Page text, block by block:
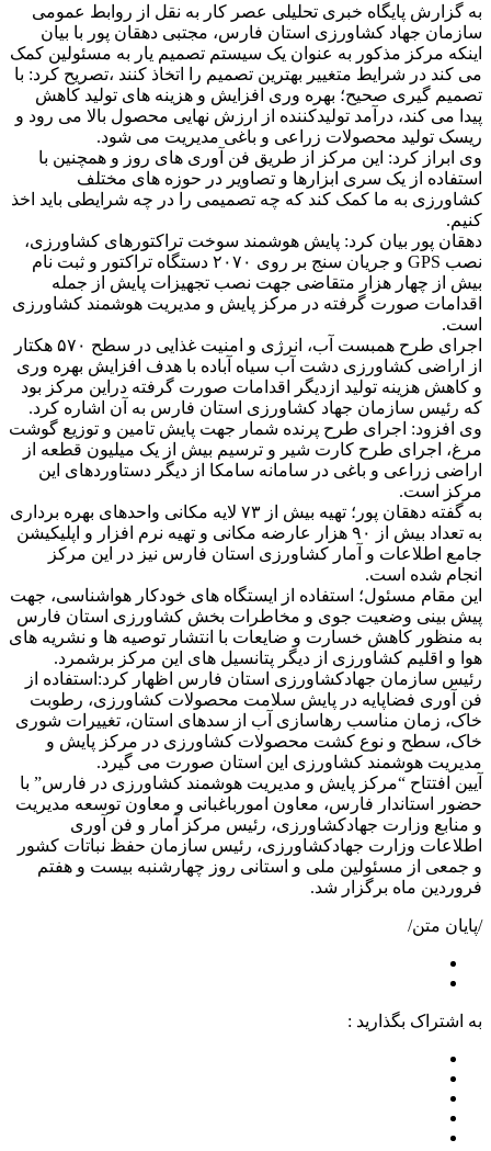
به گزارش پایگاه خبری تحلیلی عصر کار به نقل از روابط عمومی
سازمان جهاد کشاورزی استان فارس، مجتبی دهقان پور با بیان
اینکه مرکز مذکور به عنوان یک سیستم تصمیم یار به مسئولین کمک
می کند در شرایط متغییر بهترین تصمیم را اتخاذ کنند ،تصریح کرد: با
تصمیم گیری صحیح؛ بهره وری افزایش و هزینه های تولید کاهش
پیدا می کند، درآمد تولیدکننده از ارزش نهایی محصول بالا می رود و
ریسک تولید محصولات زراعی و باغی مدیریت می شود.
وی ابراز کرد: این مرکز از طریق فن آوری های روز و همچنین با
استفاده از یک سری ابزارها و تصاویر در حوزه های مختلف
کشاورزی به ما کمک کند که چه تصمیمی را در چه شرایطی باید اخذ
کنیم.
دهقان پور بیان کرد: پایش هوشمند سوخت تراکتورهای کشاورزی،
نصب GPS و جریان سنج بر روی ۲۰۷۰ دستگاه تراکتور و ثبت نام
بیش از چهار هزار متقاضی جهت نصب تجهیزات پایش از جمله
اقدامات صورت گرفته در مرکز پایش و مدیریت هوشمند کشاورزی
است.
اجرای طرح همبست آب، انرژی و امنیت غذایی در سطح ۵۷۰ هکتار
از اراضی کشاورزی دشت آب سیاه آباده با هدف افزایش بهره وری
و کاهش هزینه تولید ازدیگر اقدامات صورت گرفته دراین مرکز بود
که رئیس سازمان جهاد کشاورزی استان فارس به آن اشاره کرد.
وی افزود: اجرای طرح پرنده شمار جهت پایش تامین و توزیع گوشت
مرغ، اجرای طرح کارت شیر و ترسیم بیش از یک میلیون قطعه از
اراضی زراعی و باغی در سامانه سامکا از دیگر دستاوردهای این
مرکز است.
به گفته دهقان پور؛ تهیه بیش از ۷۳ لایه مکانی واحد‌های بهره برداری
به تعداد بیش از ۹۰ هزار عارضه مکانی و تهیه نرم افزار و اپلیکیشن
جامع اطلاعات و آمار کشاورزی استان فارس نیز در این مرکز
انجام شده است.
این مقام مسئول؛ استفاده از ایستگاه های خودکار هواشناسی، جهت
پیش بینی وضعیت جوی و مخاطرات بخش کشاورزی استان فارس
به منظور کاهش خسارت و ضایعات با انتشار توصیه ها و نشریه های
هوا و اقلیم کشاورزی از دیگر پتانسیل های این مرکز برشمرد.
رئیس سازمان جهادکشاورزی استان فارس اظهار کرد:استفاده از
فن آوری فضاپایه در پایش سلامت محصولات کشاورزی، رطوبت
خاک، زمان مناسب رهاسازی آب از سدهای استان، تغییرات شوری
خاک، سطح و نوع کشت محصولات کشاورزی در مرکز پایش و
مدیریت هوشمند کشاورزی این استان صورت می گیرد.
آیین افتتاح “مرکز پایش و مدیریت هوشمند کشاورزی در فارس” با
حضور استاندار فارس، معاون امورباغبانی و معاون توسعه مدیریت
و منابع وزارت جهادکشاورزی، رئیس مرکز آمار و فن آوری
اطلاعات وزارت جهادکشاورزی، رئیس سازمان حفظ نباتات کشور
و جمعی از مسئولین ملی و استانی روز چهارشنبه بیست و هفتم
فروردین ماه برگزار شد.
/پایان متن/
به اشتراک بگذارید :